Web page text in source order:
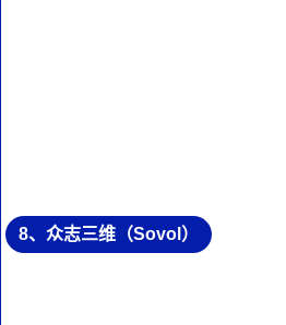
8、众志三维（Sovol）